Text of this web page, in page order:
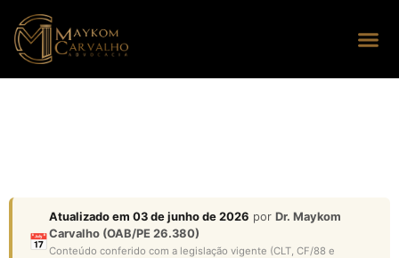
📅
Atualizado em 03 de junho de 2026 por Dr. Maykom
Carvalho (OAB/PE 26.380)
Conteúdo conferido com a legislação vigente (CLT, CF/88 e